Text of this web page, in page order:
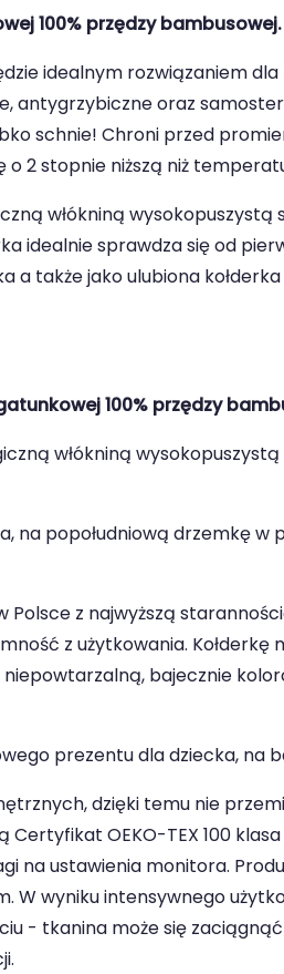
100% przędzy bambusowej.
idealnym rozwiązaniem
antygrzybiczne oraz
schnie! Chroni przed
2 stopnie niższą niż
włókniną wysokopuszystą
idealnie sprawdza się od
a także jako ulubiona
100% przędzy
włókniną
na popołudniową drzemkę w
z najwyższą
z użytkowania.
bajecznie
prezentu dla dziecka, na
dzięki temu nie
Certyfikat OEKO-TEX 100
na ustawienia monitora.
W wyniku intensywnego
- tkanina może się